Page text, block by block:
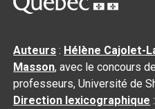
Auteurs : Hélène Cajolet-
Masson, avec le concours
professeurs, Université de
Direction lexicographique